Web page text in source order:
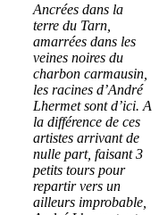
Ancrées dans la
terre du Tarn,
amarrées dans les
veines noires du
charbon carmausin,
les racines d’André
Lhermet sont d’ici. A
la différence de ces
artistes arrivant de
nulle part, faisant 3
petits tours pour
repartir vers un
ailleurs improbable,